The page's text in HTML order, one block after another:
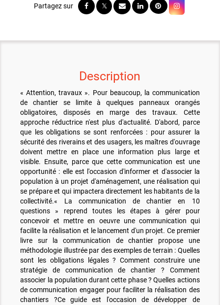
Description
« Attention, travaux ». Pour beaucoup, la communication
de chantier se limite à quelques panneaux orangés
obligatoires, disposés en marge des travaux. Cette
approche réductrice n'est plus d'actualité. D'abord, parce
que les obligations se sont renforcées : pour assurer la
sécurité des riverains et des usagers, les maîtres d'ouvrage
doivent mettre en place une information plus large et
visible. Ensuite, parce que cette communication est une
opportunité : elle est l'occasion d'informer et d'associer la
population à un projet d'aménagement, une réalisation qui
se prépare et qui impactera directement les habitants de la
collectivité.« La communication de chantier en 10
questions » reprend toutes les étapes à gérer pour
concevoir et mettre en oeuvre une communication qui
facilite la réalisation et le lancement d'un projet. Ce premier
livre sur la communication de chantier propose une
méthodologie illustrée par des exemples de terrain : Quelles
sont les obligations légales ? Comment construire une
stratégie de communication de chantier ? Comment
associer la population durant cette phase ? Quelles actions
de communication engager pour faciliter la réalisation des
chantiers ?Ce guide est l'occasion de développer de